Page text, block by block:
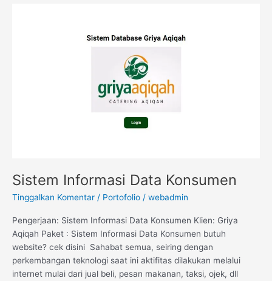
Sistem Informasi Data Konsumen
Tinggalkan Komentar / Portofolio / webadmin
Pengerjaan: Sistem Informasi Data Konsumen Klien: Griya
Aqiqah Paket : Sistem Informasi Data Konsumen butuh
website? cek disini Sahabat semua, seiring dengan
perkembangan teknologi saat ini aktifitas dilakukan melalui
internet mulai dari jual beli, pesan makanan, taksi, ojek, dll